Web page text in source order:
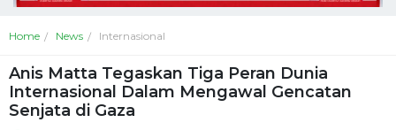
Home News Internasional
Anis Matta Tegaskan Tiga Peran Dunia
Internasional Dalam Mengawal Gencatan
Senjata di Gaza